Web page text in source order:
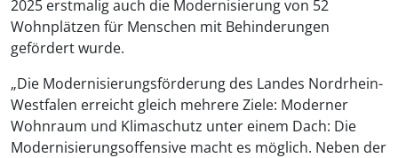
2025 erstmalig auch die Modernisierung von 52
Wohnplätzen für Menschen mit Behinderungen
gefördert wurde.
„Die Modernisierungsförderung des Landes Nordrhein-
Westfalen erreicht gleich mehrere Ziele: Moderner
Wohnraum und Klimaschutz unter einem Dach: Die
Modernisierungsoffensive macht es möglich. Neben der